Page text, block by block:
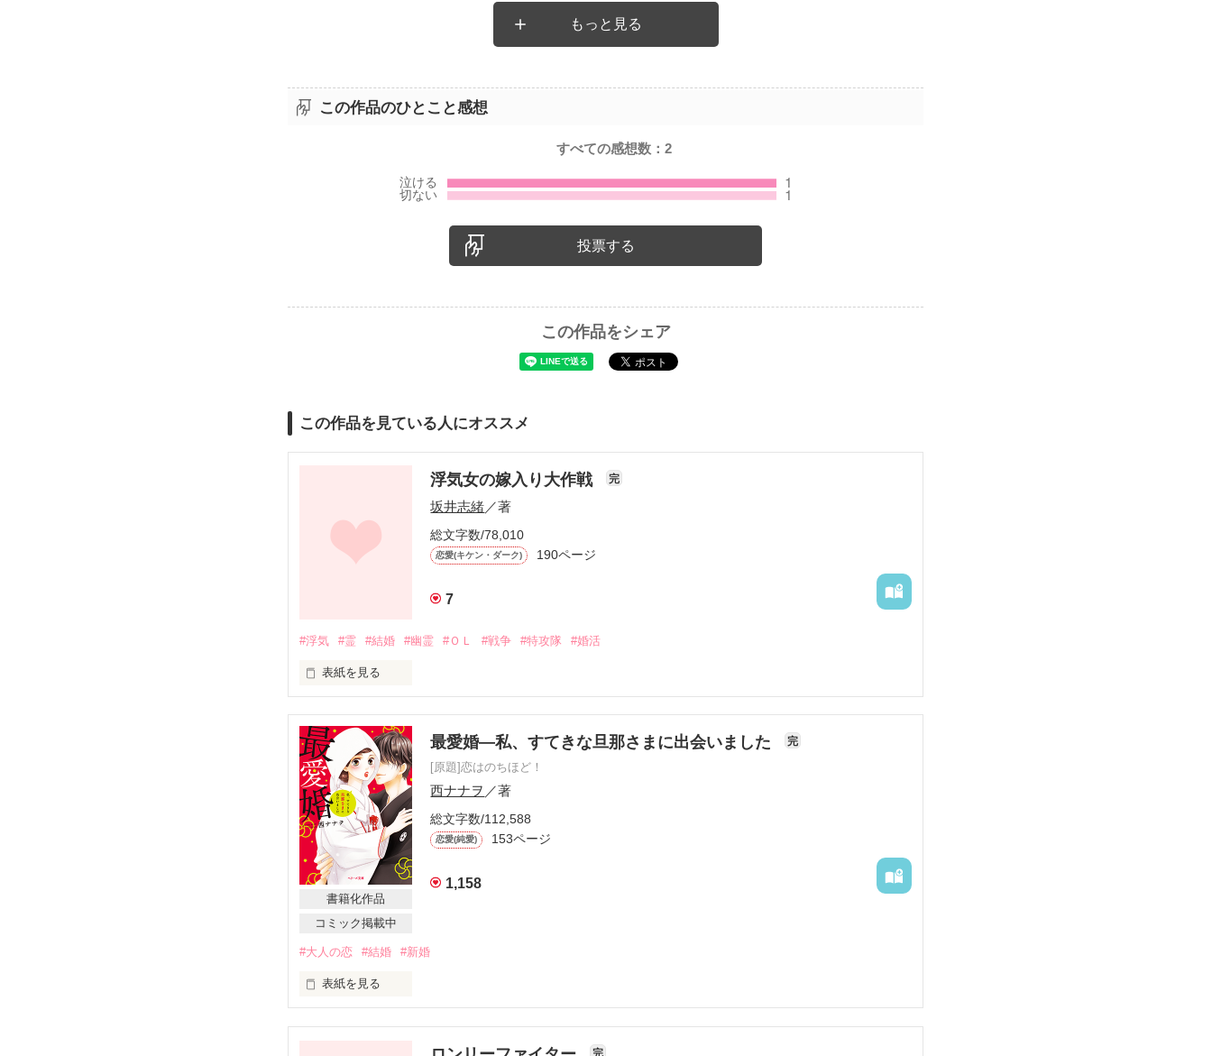
もっと見る
この作品のひとこと感想
すべての感想数：2
投票する
この作品をシェア
この作品を見ている人にオススメ
浮気女の嫁入り大作戦 完
坂井志緒／著
総文字数/78,010
恋愛(キケン・ダーク) 190ページ
7
#浮気 #霊 #結婚 #幽霊 #ＯＬ #戦争 #特攻隊 #婚活
表紙を見る
俺が憑いている
この女
ホテルのベッドで
浮気相手と
作戦会議中
2010/3/19～6/5
野いちごオススメ作品
外部サイトのＣａｎ＊Ｐ
Berry'sCafeの特集vol.1
THANK YOU!
書籍化作品
コミック掲載中
最愛婚―私、すてきな旦那さまに出会いました 完
[原題]恋はのちほど！
西ナナヲ ／著
総文字数/112,588
恋愛(純愛) 153ページ
1,158
#大人の恋 #結婚 #新婚
表紙を見る